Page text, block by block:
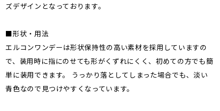
ズデザインとなっております。
■形状・用法
エルコンワンデーは形状保持性の高い素材を採用していますの
で、装用時に指にのせても形がくずれにくく、初めての方でも簡
単に装用できます。 うっかり落としてしまった場合でも、淡い
青色なので見つけやすくなっています。